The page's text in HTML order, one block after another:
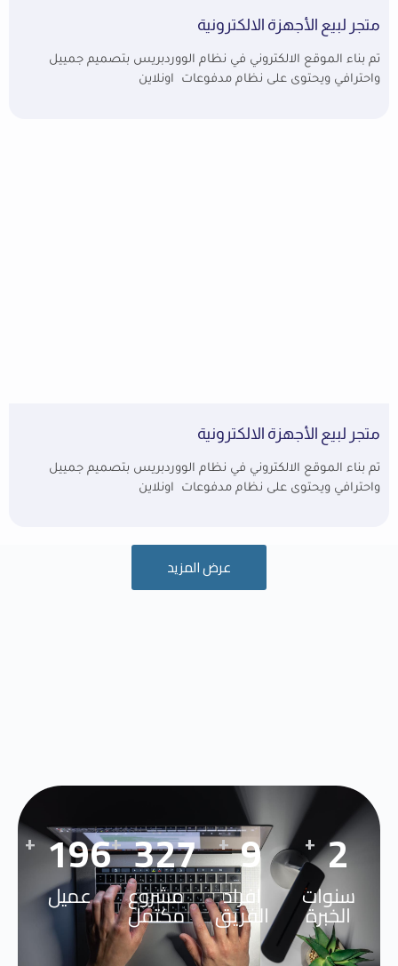
متجر لبيع الأجهزة الالكترونية
تم بناء الموقع الالكتروني في نظام الووردبريس بتصميم جمييل
واحترافي ويحتوى على نظام مدفوعات اونلاين
متجر لبيع الأجهزة الالكترونية
تم بناء الموقع الالكتروني في نظام الووردبريس بتصميم جمييل
واحترافي ويحتوى على نظام مدفوعات اونلاين
عرض المزيد
3
+
سنوات
الخبرة
12
+
افراد
الفريق
458
+
مشروع
مكتمل
274
+
عميل